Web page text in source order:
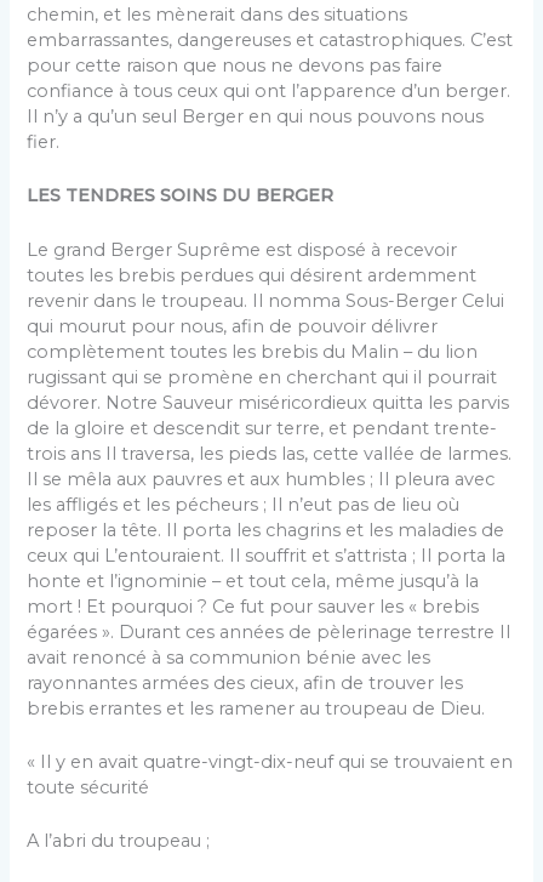
chemin, et les mènerait dans des situations
embarrassantes, dangereuses et catastrophiques. C’est
pour cette raison que nous ne devons pas faire
confiance à tous ceux qui ont l’apparence d’un berger.
Il n’y a qu’un seul Berger en qui nous pouvons nous
fier.
LES TENDRES SOINS DU BERGER
Le grand Berger Suprême est disposé à recevoir
toutes les brebis perdues qui désirent ardemment
revenir dans le troupeau. Il nomma Sous-Berger Celui
qui mourut pour nous, afin de pouvoir délivrer
complètement toutes les brebis du Malin – du lion
rugissant qui se promène en cherchant qui il pourrait
dévorer. Notre Sauveur miséricordieux quitta les parvis
de la gloire et descendit sur terre, et pendant trente-
trois ans Il traversa, les pieds las, cette vallée de larmes.
Il se mêla aux pauvres et aux humbles ; Il pleura avec
les affligés et les pécheurs ; Il n’eut pas de lieu où
reposer la tête. Il porta les chagrins et les maladies de
ceux qui L’entouraient. Il souffrit et s’attrista ; Il porta la
honte et l’ignominie – et tout cela, même jusqu’à la
mort ! Et pourquoi ? Ce fut pour sauver les « brebis
égarées ». Durant ces années de pèlerinage terrestre Il
avait renoncé à sa communion bénie avec les
rayonnantes armées des cieux, afin de trouver les
brebis errantes et les ramener au troupeau de Dieu.
« Il y en avait quatre-vingt-dix-neuf qui se trouvaient en
toute sécurité
A l’abri du troupeau ;